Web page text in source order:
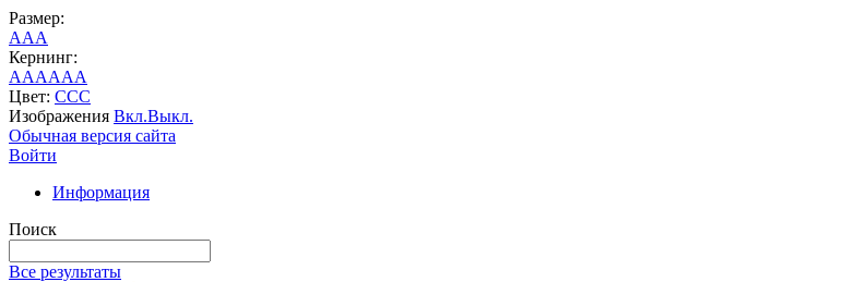
Размер:
AAA
Кернинг:
AAAAAA
Цвет: CCC
Изображения Вкл.Выкл.
Обычная версия сайта
Войти
Информация
Поиск
Все результаты